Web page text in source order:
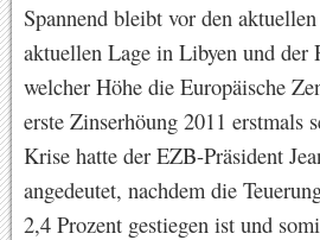
Spannend bleibt vor den
aktuellen Lage in Libyen und der
welcher Höhe die Europäische
erste Zinserhöung 2011 erstmals
Krise hatte der EZB-Präsident
angedeutet, nachdem die
2,4 Prozent gestiegen ist und